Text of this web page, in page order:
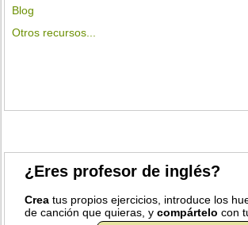
Blog
Otros recursos...
¿Eres profesor de inglés?
Crea tus propios ejercicios, introduce los
de canción que quieras, ycompártelo con